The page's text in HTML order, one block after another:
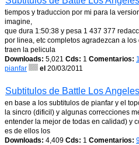
tiempos y traduccion por mi para la
imagine,
que dura 1:50:38 y pesa 1 437 377
por linea, etc completos agradezcan a
traen la pelicula
Downloads: 5,021 Cds: 1 Comentarios:
pianfar
el 20/03/2011
Subtitulos de Battle Los
en base a los subtitulos de pianfar y el
la sincro (dificil) y algunas correcciones
entender la mejor de todas en calidad) y
es de ellos los
Downloads: 4,409 Cds: 1 Comentarios: